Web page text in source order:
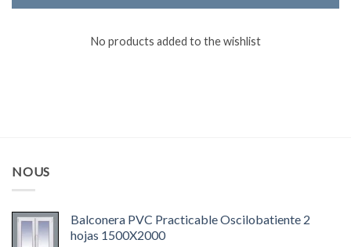
No products added to the wishlist
NOUS
Balconera PVC Practicable Oscilobatiente 2
hojas 1500X2000